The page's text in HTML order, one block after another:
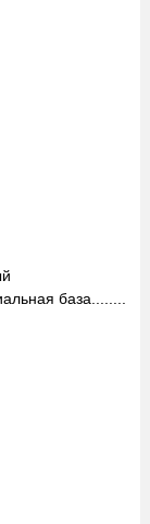
база........